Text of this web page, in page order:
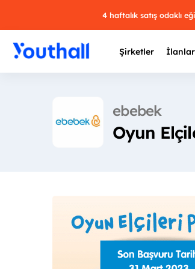
4 haftalık satış odaklı
Şirketler İlanlar
ebebek
Oyun